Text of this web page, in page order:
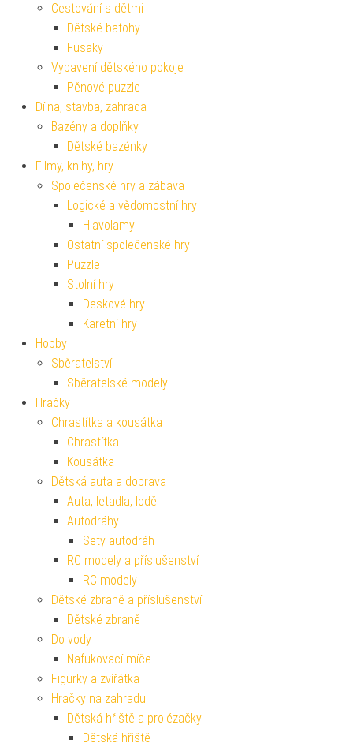
Cestování s dětmi
Dětské batohy
Fusaky
Vybavení dětského pokoje
Pěnové puzzle
Dílna, stavba, zahrada
Bazény a doplňky
Dětské bazénky
Filmy, knihy, hry
Společenské hry a zábava
Logické a vědomostní hry
Hlavolamy
Ostatní společenské hry
Puzzle
Stolní hry
Deskové hry
Karetní hry
Hobby
Sběratelství
Sběratelské modely
Hračky
Chrastítka a kousátka
Chrastítka
Kousátka
Dětská auta a doprava
Auta, letadla, lodě
Autodráhy
Sety autodráh
RC modely a příslušenství
RC modely
Dětské zbraně a příslušenství
Dětské zbraně
Do vody
Nafukovací míče
Figurky a zvířátka
Hračky na zahradu
Dětská hřiště a prolézačky
Dětská hřiště